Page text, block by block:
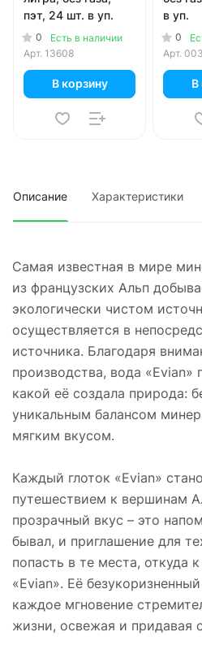
пэт, 24 шт. в уп.
0
Есть в наличии
Арт. 13608
В корзину
в уп.
0
Арт.
В
Описание Характеристики
Самая известная в мире
из французских Альп
экологически чистом
осуществляется в
источника. Благодаря
производства, вода «Evian»
какой её создала природа:
уникальным балансом
мягким вкусом.
Каждый глоток «Evian»
путешествием к вершинам
прозрачный вкус – это
бывал, и приглашение для
попасть в те места, откуда
«Evian». Её
каждое мгновение
жизни, освежая и придавая